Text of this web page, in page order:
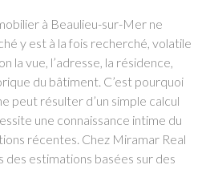
à Beaulieu-sur-Mer ne
y est à la fois recherché, volatile
la vue, l’adresse, la résidence,
du bâtiment. C’est pourquoi
peut résulter d’un simple calcul
une connaissance intime du
récentes. Chez Miramar Real
des estimations basées sur des